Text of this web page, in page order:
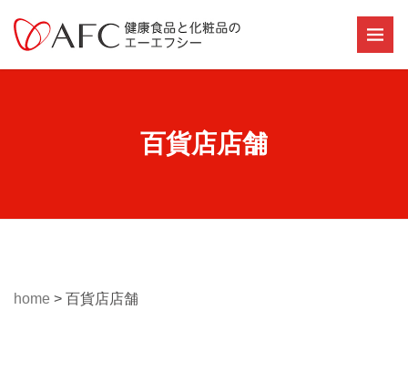
百貨店店舗
home > 百貨店店舗